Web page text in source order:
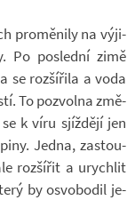
pro­mě­nily na vý­ji­
Po po­slední zimě
se roz­ší­řila a voda
To po­zvolna změ­
k víru sjíž­dějí jen
Jedna, za­stou­
roz­ší­řit a urych­lit
by osvo­bo­dil je­